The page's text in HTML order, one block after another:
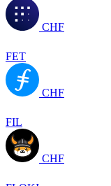
CHF
FET
CHF
FIL
CHF